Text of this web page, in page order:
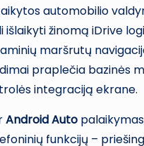
automobilio
žinomą iDrive
maršrutų
praplečia bazinės
integraciją ekrane.
Android Auto
funkcijų –